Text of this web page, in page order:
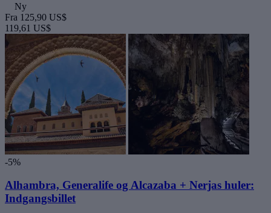
Ny
Fra 125,90 US$
119,61 US$
-5%
Alhambra, Generalife og Alcazaba + Nerjas huler:
Indgangsbillet